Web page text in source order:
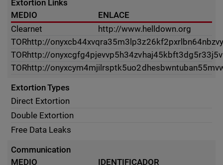
Extortion Links
MEDIO
ENLACE
Clearnet
http://www.helldown.org
TORhttp://
TORhttp://
TORhttp://
Extortion Types
Direct Extortion
Double Extortion
Free Data Leaks
Communication
MEDIO
IDENTIFICADOR